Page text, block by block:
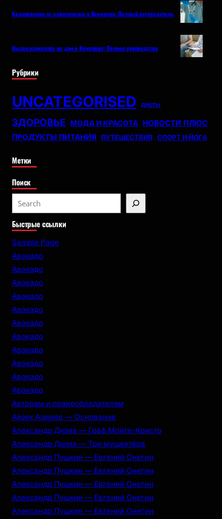
Кодирование от алкоголизма в Кемерово: Полный путеводитель
Вызов нарколога на дом в Кемерово: Полное руководство
Рубрики
UNCATEGORISED ДИЕТЫ
ЗДОРОВЬЕ МОДА И КРАСОТА НОВОСТИ ПЛЮС
ПРОДУКТЫ ПИТАНИЯ
ПУТЕШЕСТВИЯ СПОРТ И ЙОГА
Метки
Поиск
e
a
r
Быстрые ссылки
Sample Page
Авокадо
Авокадо
Авокадо
Авокадо
Авокадо
Авокадо
Авокадо
Авокадо
Авокадо
Авокадо
Авокадо
Авторам и правообладателям
Айзек Азимов — Основание
Александр Дюма — Граф Монте-Кристо
Александр Дюма — Три мушкетёра
Александр Пушкин — Евгений Онегин
Александр Пушкин — Евгений Онегин
Александр Пушкин — Евгений Онегин
Александр Пушкин — Евгений Онегин
Александр Пушкин — Евгений Онегин